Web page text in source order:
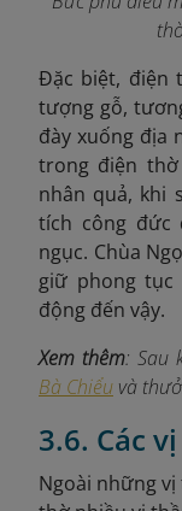
Đặc biệt, điện
tượng gỗ,
đày xuống địa
trong điện
nhân quả, khi
tích công đức
ngục. Chùa
giữ phong tục
động đến vậy.
Xem thêm: Sau
Bà Chiểu và
3.6. Các
Ngoài những